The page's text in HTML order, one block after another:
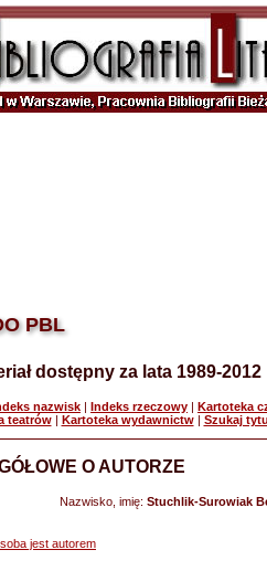
PBL
dostępny za lata 1989-2012
nazwisk | Indeks rzeczowy | Kartoteka
teatrów| Kartoteka wydawnictw| Szukaj
O AUTORZE
Nazwisko, imię: Stuchlik-Surowiak
jest autorem